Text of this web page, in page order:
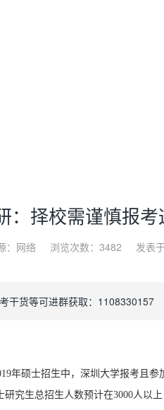
：择校需谨慎报
：网络 浏览次数：3482 发表
干货等可进群获取：1108330157
年硕士招生中，深圳大学报考且
究生总招生人数预计在3000人以